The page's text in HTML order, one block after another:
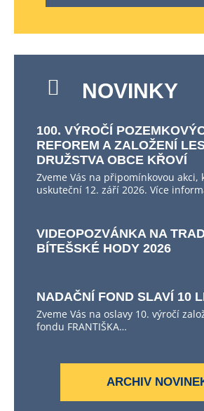
NOVINKY
100. VÝROČÍ
REFOREM A ZALOŽENÍ
DRUŽSTVA OBCE KŘOVÍ
Zveme Vás na připomínkovou akci,
uskuteční 12. září 2026. Více
VIDEOPOZVÁNKA NA
BÍTEŠSKÉ HODY 2026
NADAČNÍ FOND SLAVÍ 10
Zveme Vás na oslavy 10. výročí
fondu FRANTIŠKA…
ARCHIV